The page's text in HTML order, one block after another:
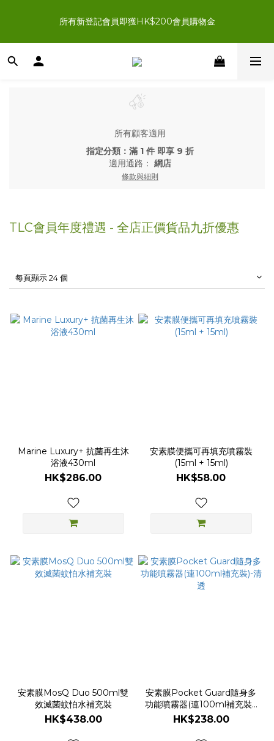
即享HK$100即時扣減優惠
所有新登記會員即獲HK$200會員購物金
新登記會員結帳時輸入優惠碼「NEWJOIN100」首單滿＄200
所有顧客適用
指定分類：滿 1 件 即享 9 折
適用通路： 網店
條款與細則
TLC會員年度禮遇 - 全店正價貨品九折優惠
每頁顯示 24 個
Marine Luxury+ 抗菌再生沐
浴液430ml
HK$286.00
安素膜便攜可再填充噴霧裝
(15ml + 15ml)
HK$58.00
安素膜MosQ Duo 500ml雙
效滅菌蚊怕水補充裝
HK$438.00
安素膜Pocket Guard隨身多
功能噴霧器(連100ml補充裝)-
清透
HK$238.00